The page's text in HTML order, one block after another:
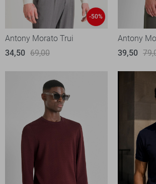
-50%
Antony Morato Trui
34,50 69,00
Antony
39,50